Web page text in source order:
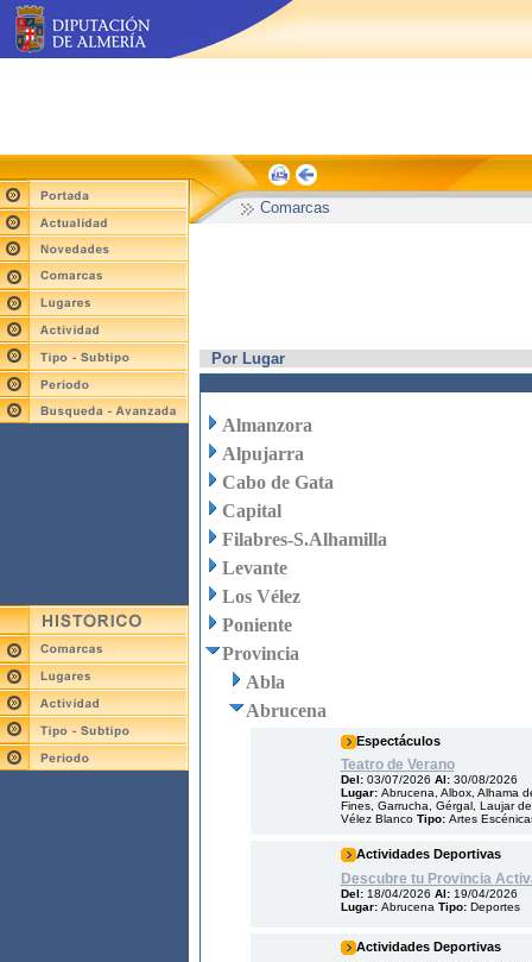
Comarcas
Por Lugar
Almanzora
Alpujarra
Cabo de Gata
Capital
Filabres-S.Alhamilla
Levante
Los Vélez
Poniente
Provincia
Abla
Abrucena
Espectáculos
Teatro de Verano
Del: 03/07/2026 Al: 30/08/2026
Lugar: Abrucena, Albox, Alhama
Fines, Garrucha, Gérgal, Laujar
Vélez BlancoTipo: Artes
Actividades Deportivas
Descubre tu Provincia
Del: 18/04/2026 Al: 19/04/2026
Lugar: Abrucena Tipo: Deportes
Actividades Deportivas